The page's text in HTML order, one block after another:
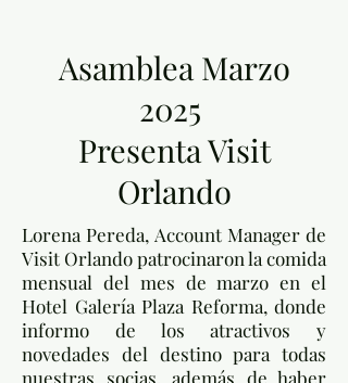
Asamblea Marzo
2025
Presenta Visit
Orlando
Lorena Pereda, Account Manager de
Visit Orlando patrocinaron la comida
mensual del mes de marzo en el
Hotel Galería Plaza Reforma, donde
informo de los atractivos y
novedades del destino para todas
nuestras socias, además de haber